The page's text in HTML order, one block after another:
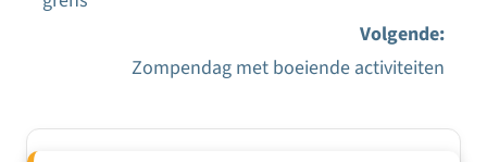
Volgende:
Zompendag met boeiende activiteiten